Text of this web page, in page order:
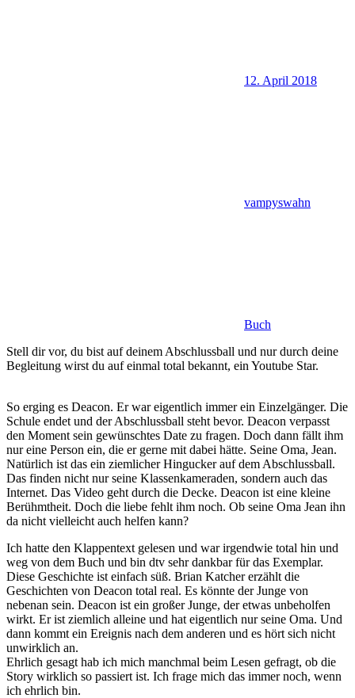
12. April 2018
vampyswahn
Buch
Stell dir vor, du bist auf deinem Abschlussball und nur durch deine
Begleitung wirst du auf einmal total bekannt, ein Youtube Star.
So erging es Deacon. Er war eigentlich immer ein Einzelgänger. Die
Schule endet und der Abschlussball steht bevor. Deacon verpasst
den Moment sein gewünschtes Date zu fragen. Doch dann fällt ihm
nur eine Person ein, die er gerne mit dabei hätte. Seine Oma, Jean.
Natürlich ist das ein ziemlicher Hingucker auf dem Abschlussball.
Das finden nicht nur seine Klassenkameraden, sondern auch das
Internet. Das Video geht durch die Decke. Deacon ist eine kleine
Berühmtheit. Doch die liebe fehlt ihm noch. Ob seine Oma Jean ihn
da nicht vielleicht auch helfen kann?
Ich hatte den Klappentext gelesen und war irgendwie total hin und
weg von dem Buch und bin dtv sehr dankbar für das Exemplar.
Diese Geschichte ist einfach süß. Brian Katcher erzählt die
Geschichten von Deacon total real. Es könnte der Junge von
nebenan sein. Deacon ist ein großer Junge, der etwas unbeholfen
wirkt. Er ist ziemlich alleine und hat eigentlich nur seine Oma. Und
dann kommt ein Ereignis nach dem anderen und es hört sich nicht
unwirklich an.
Ehrlich gesagt hab ich mich manchmal beim Lesen gefragt, ob die
Story wirklich so passiert ist. Ich frage mich das immer noch, wenn
ich ehrlich bin.